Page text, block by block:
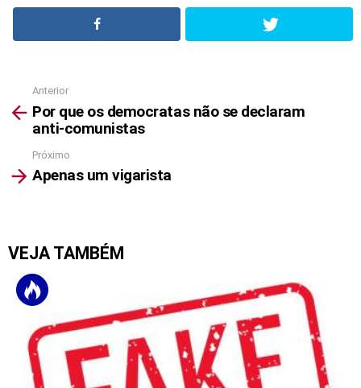
See
more
Anterior
Por que os democratas não se declaram
anti-comunistas
Próximo
Apenas um vigarista
VEJA TAMBÉM